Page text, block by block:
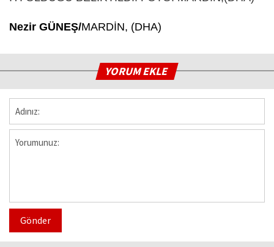
Nezir GÜNEŞ/MARDİN, (DHA)
YORUM EKLE
Gönder